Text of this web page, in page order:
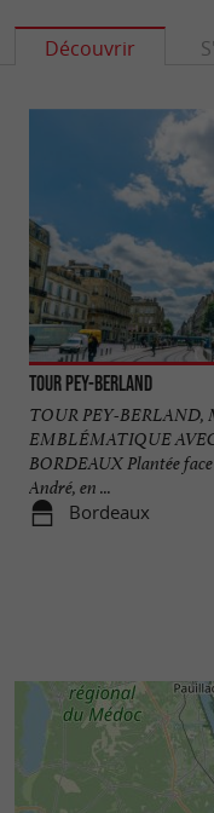
Découvrir
Tour Pey-Berland
TOUR PEY-
EMBLÉMATIQUE
BORDEAUX Plantée
André, en ...
Bordeaux